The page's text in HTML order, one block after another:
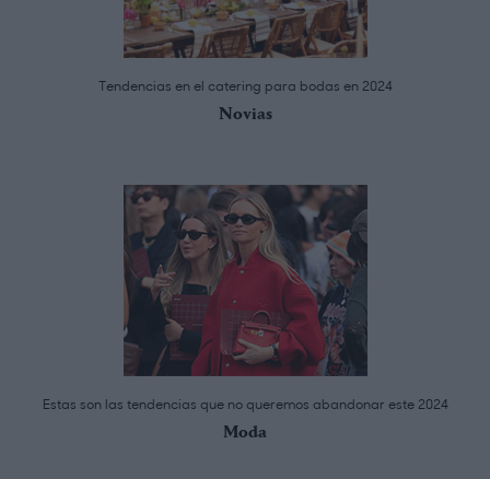
Tendencias en el catering para bodas en 2024
Novias
Estas son las tendencias que no queremos abandonar este 2024
Moda